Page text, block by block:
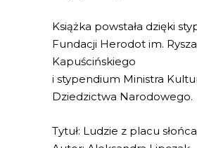
Książka powstała dzięki
Fundacji Herodot im.
Kapuścińskiego
i stypendium Ministra
Dziedzictwa Narodowego.
Tytuł: Ludzie z placu słońca